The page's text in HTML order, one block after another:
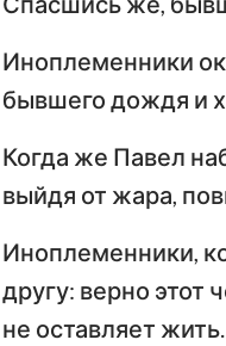
Второзаконие
Книга Судей
1-я Царств
3-я Царств
1-я Паралипоменон
Иноплеменники
бывшего дождя и
Когда же Павел
выйдя от жара,
Иноплеменники,
другу: верно этот
не оставляет жить.